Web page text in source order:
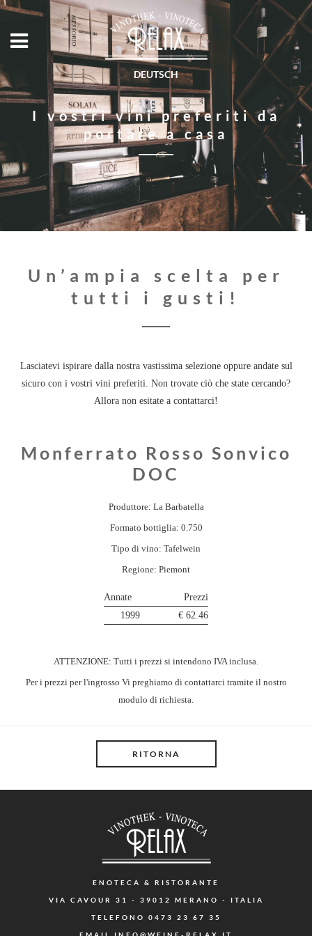
DEUTSCH
I vostri vini preferiti da
portare a casa
Un’ampia scelta per
tutti i gusti!
Lasciatevi ispirare dalla nostra vastissima selezione oppure andate sul
sicuro con i vostri vini preferiti. Non trovate ciò che state cercando?
Allora non esitate a contattarci!
Monferrato Rosso Sonvico
DOC
Produttore: La Barbatella
Formato bottiglia: 0.750
Tipo di vino: Tafelwein
Regione: Piemont
Annate
Prezzi
1999
€ 62.46
ATTENZIONE: Tutti i prezzi si intendono IVA inclusa.
Per i prezzi per l'ingrosso Vi preghiamo di contattarci tramite il nostro
modulo di richiesta.
RITORNA
ENOTECA & RISTORANTE
VIA CAVOUR 31 - 39012 MERANO - ITALIA
TELEFONO 0473 23 67 35